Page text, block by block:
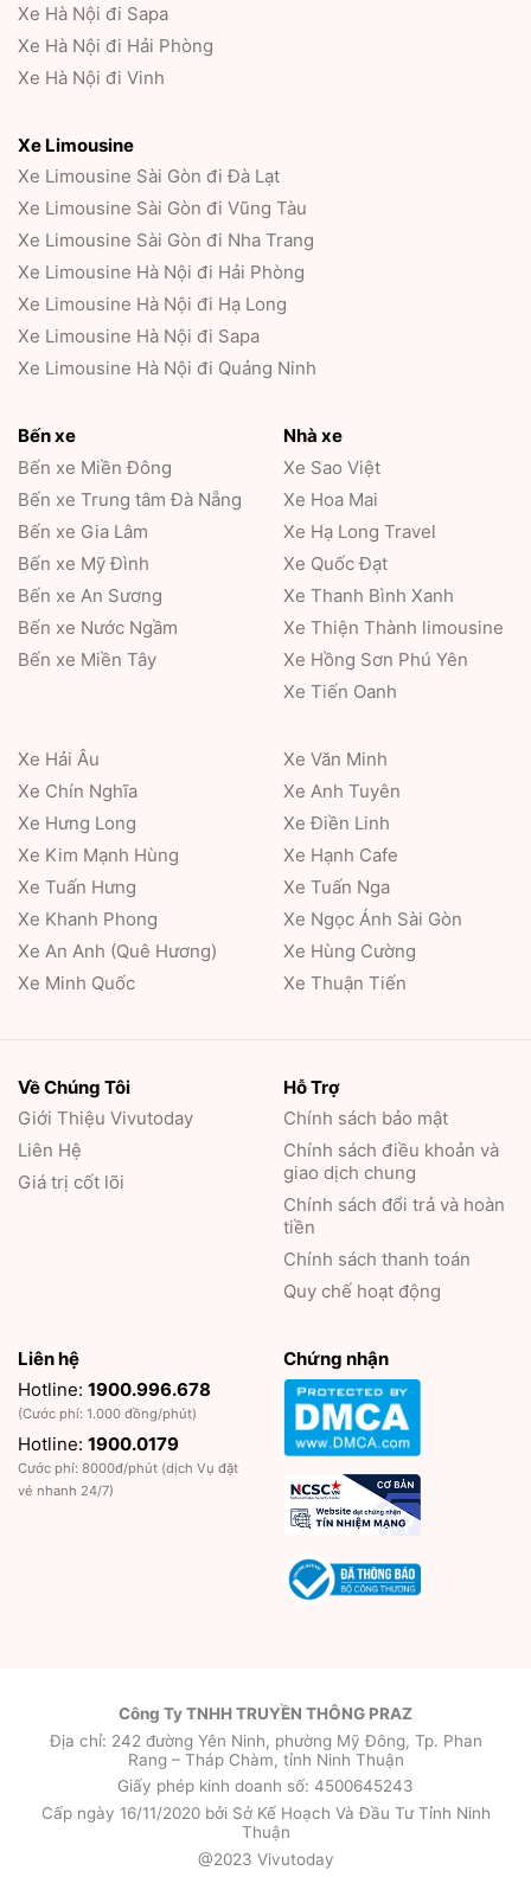
Xe Hà Nội đi Sapa
Xe Hà Nội đi Hải Phòng
Xe Hà Nội đi Vinh
Xe Limousine
Xe Limousine Sài Gòn đi Đà Lạt
Xe Limousine Sài Gòn đi Vũng Tàu
Xe Limousine Sài Gòn đi Nha Trang
Xe Limousine Hà Nội đi Hải Phòng
Xe Limousine Hà Nội đi Hạ Long
Xe Limousine Hà Nội đi Sapa
Xe Limousine Hà Nội đi Quảng Ninh
Bến xe
Bến xe Miền Đông
Bến xe Trung tâm Đà Nẵng
Bến xe Gia Lâm
Bến xe Mỹ Đình
Bến xe An Sương
Bến xe Nước Ngầm
Bến xe Miền Tây
Nhà xe
Xe Sao Việt
Xe Hoa Mai
Xe Hạ Long Travel
Xe Quốc Đạt
Xe Thanh Bình Xanh
Xe Thiện Thành limousine
Xe Hồng Sơn Phú Yên
Xe Tiến Oanh
Xe Hải Âu
Xe Chín Nghĩa
Xe Hưng Long
Xe Kim Mạnh Hùng
Xe Tuấn Hưng
Xe Khanh Phong
Xe An Anh (Quê Hương)
Xe Minh Quốc
Xe Văn Minh
Xe Anh Tuyên
Xe Điền Linh
Xe Hạnh Cafe
Xe Tuấn Nga
Xe Ngọc Ánh Sài Gòn
Xe Hùng Cường
Xe Thuận Tiến
Về Chúng Tôi
Giới Thiệu Vivutoday
Liên Hệ
Giá trị cốt lõi
Hỗ Trợ
Chính sách bảo mật
Chính sách điều khoản và
giao dịch chung
Chính sách đổi trả và hoàn
tiền
Chính sách thanh toán
Quy chế hoạt động
Liên hệ
Hotline: 1900.996.678
(Cước phí: 1.000 đồng/phút)
Hotline: 1900.0179
Cước phí: 8000đ/phút (dịch Vụ đặt
vé nhanh 24/7)
Chứng nhận
Công Ty TNHH TRUYỀN THÔNG PRAZ
Địa chỉ: 242 đường Yên Ninh, phường Mỹ Đông, Tp. Phan
Rang – Tháp Chàm, tỉnh Ninh Thuận
Giấy phép kinh doanh số: 4500645243
Cấp ngày 16/11/2020 bởi Sở Kế Hoạch Và Đầu Tư Tỉnh Ninh
Thuận
@2023 Vivutoday